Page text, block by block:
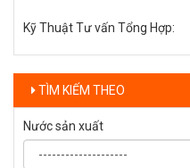
Kỹ Thuật Tư vấn Tổng Hợp:
TÌM KIẾM THEO
Nước sản xuất